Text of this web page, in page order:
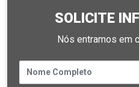
SOLICITE
Nós entramos em